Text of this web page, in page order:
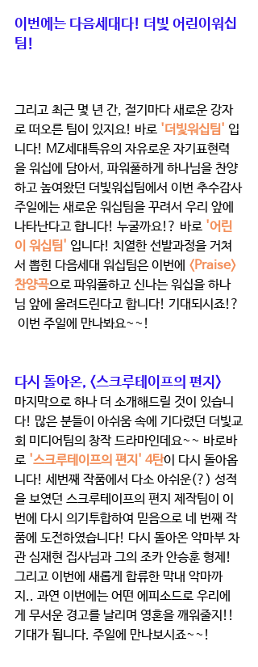
이번에는 다음세대다! 더빛 어린이워십
팀!
그리고 최근 몇 년 간, 절기마다 새로운 강자
로 떠오른 팀이 있지요! 바로 '더빛워십팀' 입
니다! MZ세대특유의 자유로운 자기표현력
을 워십에 담아서, 파워풀하게 하나님을 찬양
하고 높여왔던 더빛워십팀에서 이번 추수감사
주일에는 새로운 워십팀을 꾸려서 우리 앞에
나타난다고 합니다! 누굴까요!? 바로 '어린
이 워십팀' 입니다! 치열한 선발과정을 거쳐
서 뽑힌 다음세대 워십팀은 이번에 <Praise>
찬양곡으로 파워풀하고 신나는 워십을 하나
님 앞에 올려드린다고 합니다! 기대되시죠!?
이번 주일에 만나봐요~~!
다시 돌아온, <스크루테이프의 편지>
마지막으로 하나 더 소개해드릴 것이 있습니
다! 많은 분들이 아쉬움 속에 기다렸던 더빛교
회 미디어팀의 창작 드라마인데요~~ 바로바
로 '스크루테이프의 편지' 4탄이 다시 돌아옵
니다! 세번째 작품에서 다소 아쉬운(?) 성적
을 보였던 스크루테이프의 편지 제작팀이 이
번에 다시 의기투합하여 믿음으로 네 번째 작
품에 도전하였습니다! 다시 돌아온 악마부 차
관 심재현 집사님과 그의 조카 안승훈 형제!
그리고 이번에 새롭게 합류한 막내 악마까
지.. 과연 이번에는 어떤 에피소드로 우리에
게 무서운 경고를 날리며 영혼을 깨워줄지!!
기대가 됩니다. 주일에 만나보시죠~~!